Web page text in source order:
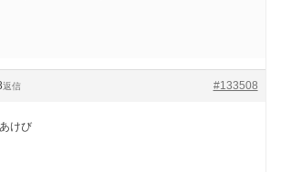
#133508
返信
けび